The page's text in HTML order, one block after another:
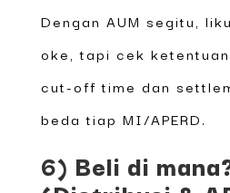
Dengan AUM segitu,
oke, tapi cek
cut-off time dan
beda tiap MI/APERD.
6) Beli di